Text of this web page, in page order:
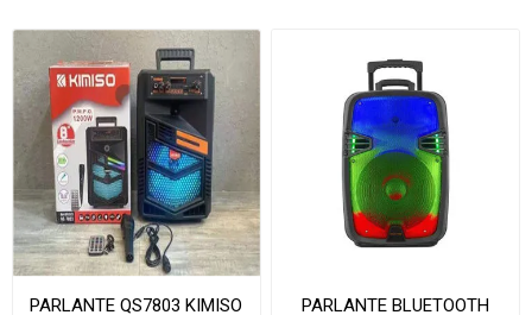
PARLANTE QS7803 KIMISO PARLANTE BLUETOOTH